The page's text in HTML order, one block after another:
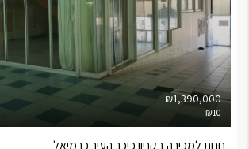
₪1,390,000
₪10
חנות למכירה בקניון כיכר העיר כרמיאל